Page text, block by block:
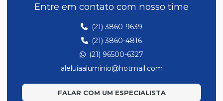
Entre em contato com nosso time
(21) 3860-9639
(21) 3860-4816
(21) 96500-6327
aleluiaaluminio@hotmail.com
FALAR COM UM ESPECIALISTA